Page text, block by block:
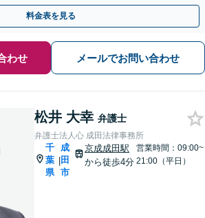
利用可能です。
料金表を見る
わせ メールでお問い合わせ
松井 大幸 弁護士
弁護士法人心 成田法律事務所
千
葉
県
|
成
田
市
京成成田駅
から徒歩4分
営業時間：09:00~
21:00（平日）